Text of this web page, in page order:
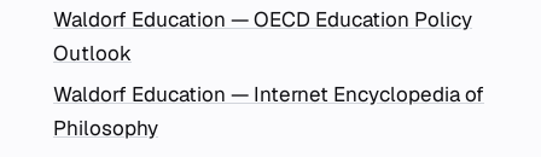
Waldorf Education — OECD Education Policy
Outlook
Waldorf Education — Internet Encyclopedia of
Philosophy